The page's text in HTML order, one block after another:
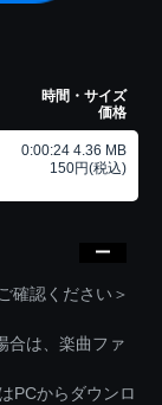
時間・サイズ
価格
0:00:24 4.36 MB
150円(税込)
確認ください＞
合は、楽曲ファ
PCからダウンロ